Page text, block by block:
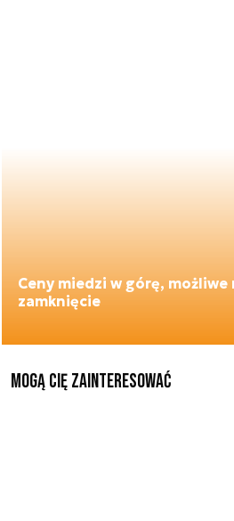
Ceny miedzi w górę,
zamknięcie
Mogą Cię zainteresować